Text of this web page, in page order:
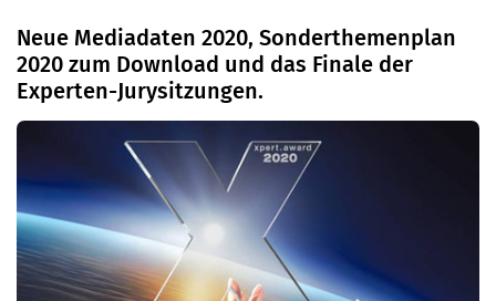
Neue Mediadaten 2020, Sonderthemenplan
2020 zum Download und das Finale der
Experten-Jurysitzungen.